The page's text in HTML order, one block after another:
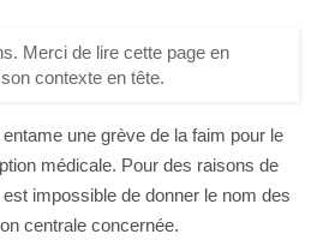
Merci de lire cette page en
contexte en tête.
une grève de la faim pour le
médicale. Pour des raisons de
impossible de donner le nom des
centrale concernée.